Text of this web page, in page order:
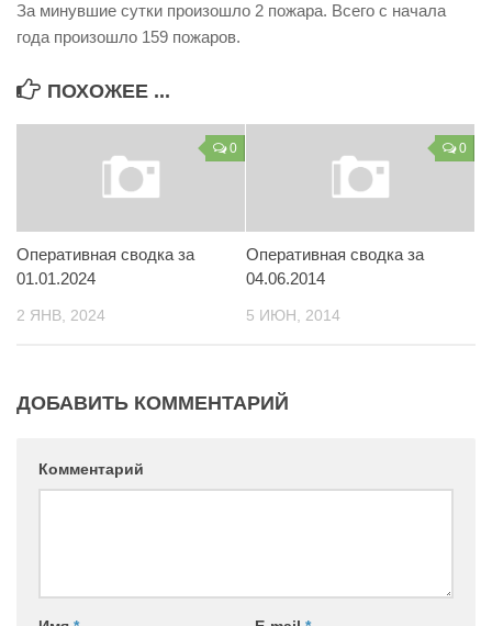
Конкурсы
Наша работа
Фотогалерея
Обращения
За минувшие сутки произошло 2 пожара. Всего с начала
года произошло 159 пожаров.
ПОХОЖЕЕ ...
0
Оперативная сводка за
01.01.2024
2 ЯНВ, 2024
0
Оперативная сводка за
04.06.2014
5 ИЮН, 2014
ДОБАВИТЬ КОММЕНТАРИЙ
Комментарий